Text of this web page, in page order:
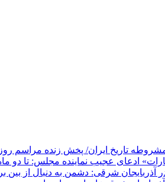
تاریخ ایران/ پخش زنده مراسم روز